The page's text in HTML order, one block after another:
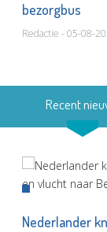
bezorgbus
Redactie - 05-08-
Recent
Nederlander